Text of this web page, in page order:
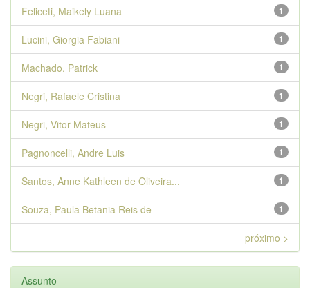
1
Feliceti, Maikely Luana
1
Lucini, Giorgia Fabiani
1
Machado, Patrick
1
Negri, Rafaele Cristina
1
Negri, Vitor Mateus
1
Pagnoncelli, Andre Luis
1
Santos, Anne Kathleen de Oliveira...
1
Souza, Paula Betania Reis de
próximo >
Assunto